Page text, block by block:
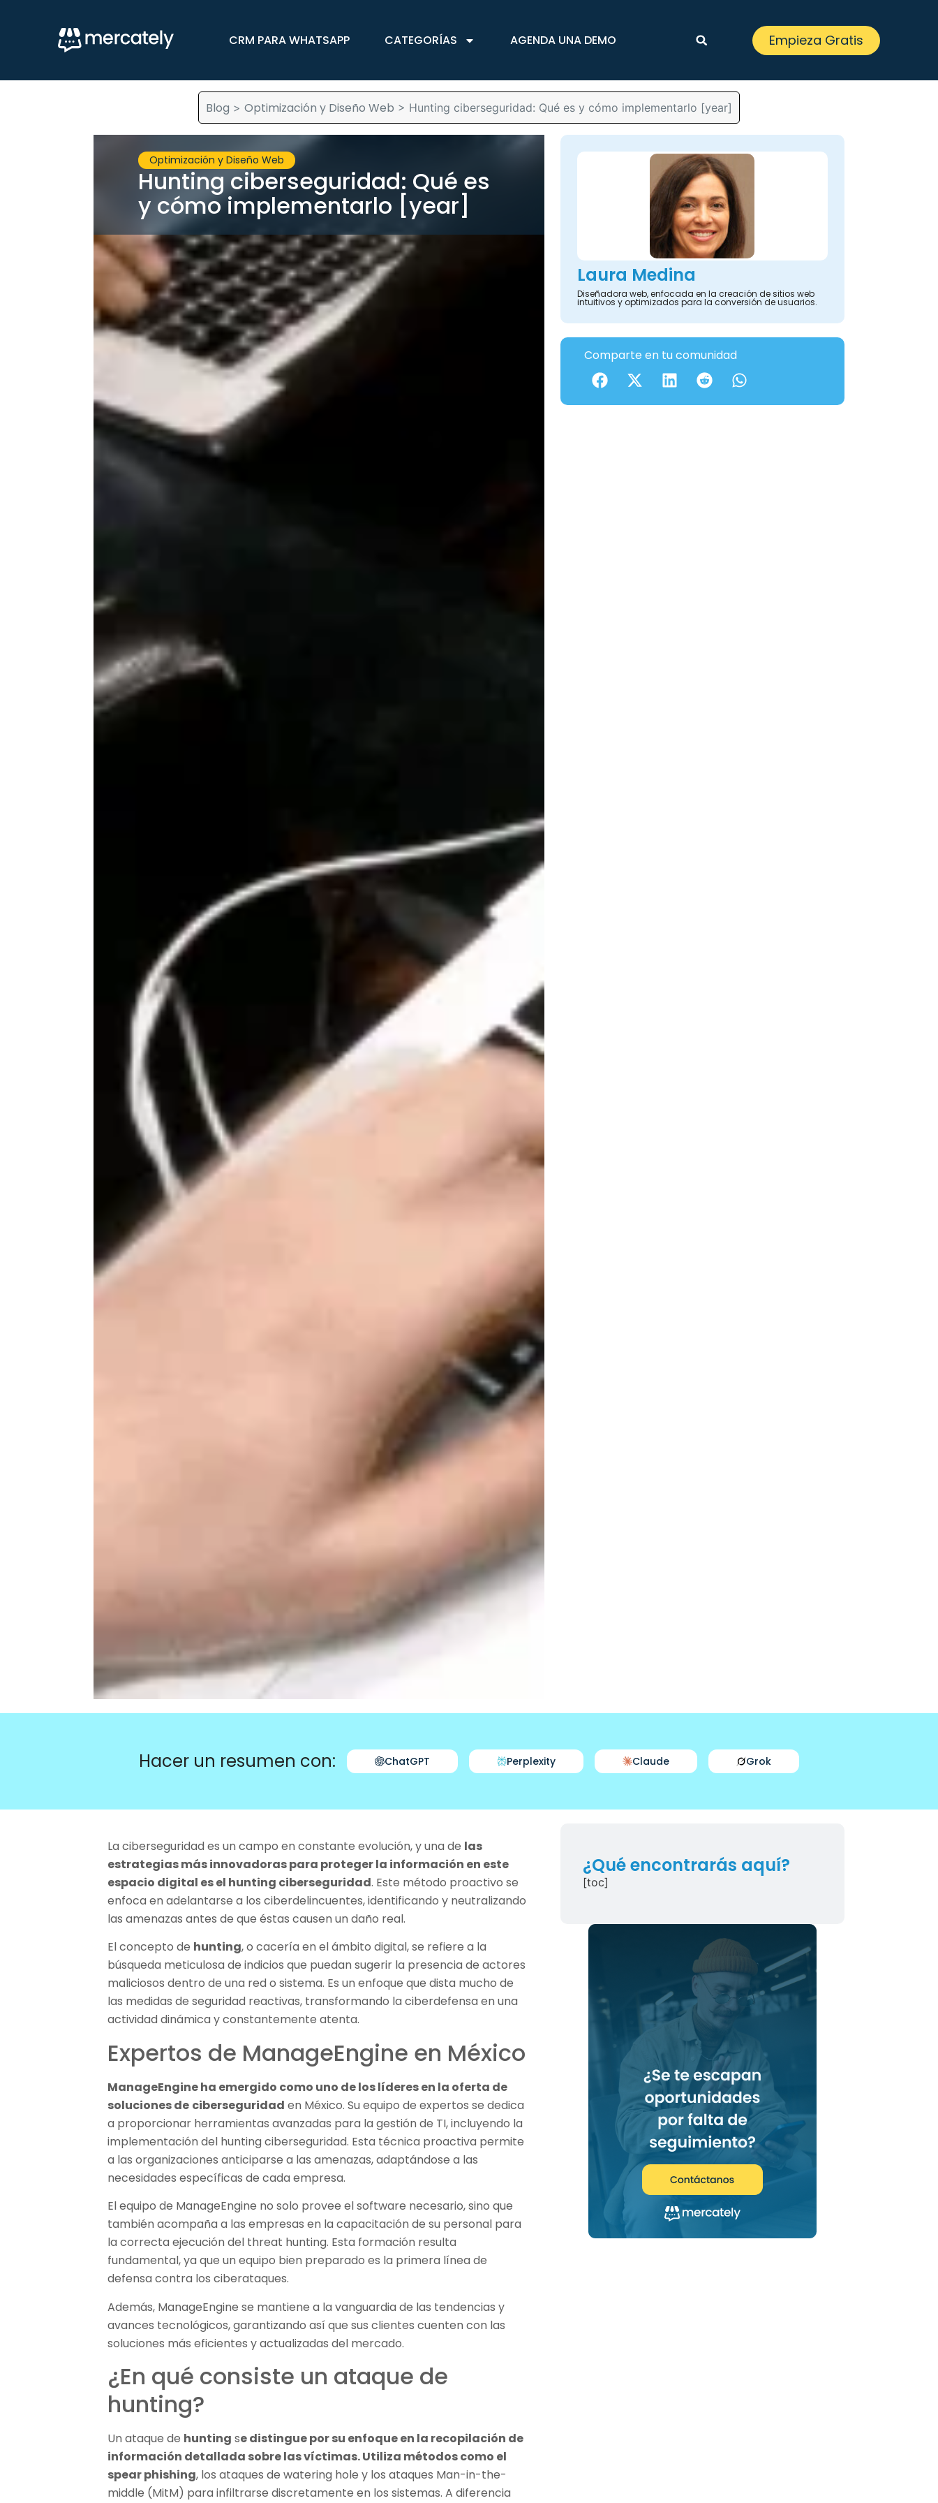
CRM PARA WHATSAPP CATEGORÍAS AGENDA UNA DEMO Empieza Gratis
Blog > Optimización y Diseño Web > Hunting ciberseguridad: Qué es y cómo implementarlo [year]
Optimización y Diseño Web
Hunting ciberseguridad: Qué es
y cómo implementarlo [year]
Laura Medina
Diseñadora web, enfocada en la creación de sitios web
intuitivos y optimizados para la conversión de usuarios.
Comparte en tu comunidad
Hacer un resumen con: ChatGPT Perplexity Claude Grok
La ciberseguridad es un campo en constante evolución, y una de las
estrategias más innovadoras para proteger la información en este
espacio digital es el hunting ciberseguridad. Este método proactivo se
enfoca en adelantarse a los ciberdelincuentes, identificando y neutralizando
las amenazas antes de que éstas causen un daño real.
El concepto de hunting, o cacería en el ámbito digital, se refiere a la
búsqueda meticulosa de indicios que puedan sugerir la presencia de actores
maliciosos dentro de una red o sistema. Es un enfoque que dista mucho de
las medidas de seguridad reactivas, transformando la ciberdefensa en una
actividad dinámica y constantemente atenta.
Expertos de ManageEngine en México
ManageEngine ha emergido como uno de los líderes en la oferta de
soluciones de ciberseguridad en México. Su equipo de expertos se dedica
a proporcionar herramientas avanzadas para la gestión de TI, incluyendo la
implementación del hunting ciberseguridad. Esta técnica proactiva permite
a las organizaciones anticiparse a las amenazas, adaptándose a las
necesidades específicas de cada empresa.
El equipo de ManageEngine no solo provee el software necesario, sino que
también acompaña a las empresas en la capacitación de su personal para
la correcta ejecución del threat hunting. Esta formación resulta
fundamental, ya que un equipo bien preparado es la primera línea de
defensa contra los ciberataques.
Además, ManageEngine se mantiene a la vanguardia de las tendencias y
avances tecnológicos, garantizando así que sus clientes cuenten con las
soluciones más eficientes y actualizadas del mercado.
¿En qué consiste un ataque de
hunting?
Un ataque de hunting se distingue por su enfoque en la recopilación de
información detallada sobre las víctimas. Utiliza métodos como el
spear phishing, los ataques de watering hole y los ataques Man-in-the-
middle (MitM) para infiltrarse discretamente en los sistemas. A diferencia
¿Qué encontrarás aquí?
[toc]